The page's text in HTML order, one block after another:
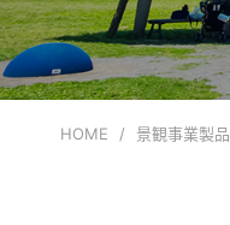
HOME 景観事業製品